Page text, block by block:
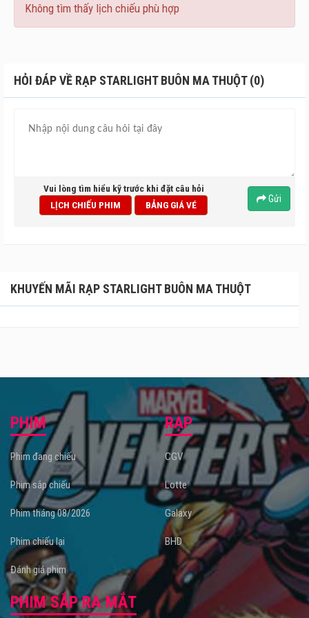
Khu Game: Gồm khu vui chơi giải trí dành cho trẻ nhỏ
và khu vực game với trên 100 máy game hiện đại và
Với thế mạnh về vị trí cùng với chính sách giá cả hợp
lý, đội ngũ nhân viên phục vụ nhiệt tình, nhiều chương
trình khuyến mãi hấp dẫn Starlight luôn là sự lựa chọn
số 1 của khách hàng tại Buôn Ma Thuột.
Không tìm thấy lịch chiếu phù hợp
HỎI ĐÁP VỀ RẠP STARLIGHT BUÔN MA THUỘT (0)
Vui lòng tìm hiểu kỹ trước khi đặt câu hỏi
LỊCH CHIẾU PHIM
BẢNG GIÁ VÉ
Gửi
KHUYẾN MÃI RẠP STARLIGHT BUÔN MA THUỘT
PHIM
Phim đang chiếu
Phim sắp chiếu
Phim tháng 08/2026
Phim chiếu lại
Đánh giá phim
RẠP
CGV
Lotte
Galaxy
BHD
PHIM SẮP RA MẮT